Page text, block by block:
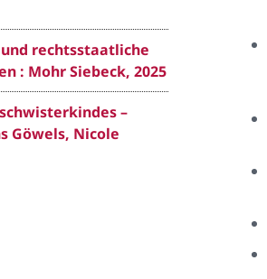
rechtsstaatliche
: Mohr Siebeck, 2025
–
Göwels, Nicole